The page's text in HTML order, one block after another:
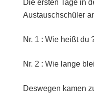
Die ersten Tage in
Austauschschüler
Nr. 1 : Wie heißt du
Nr. 2 : Wie lange
Deswegen kamen